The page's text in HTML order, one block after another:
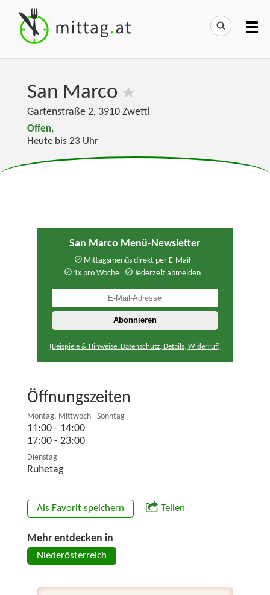
San Marco
Gartenstraße 2, 3910 Zwettl
Offen,
Heute bis 23 Uhr
San Marco Menü-Newsletter
Mittagsmenüs direkt per E-Mail
1x pro Woche
Jederzeit abmelden
(Beispiele & Hinweise: Datenschutz, Details, Widerruf)
Öffnungszeiten
Montag, Mittwoch - Sonntag
11:00 - 14:00
17:00 - 23:00
Dienstag
Ruhetag
Als Favorit speichern Teilen
Mehr entdecken in
Niederösterreich